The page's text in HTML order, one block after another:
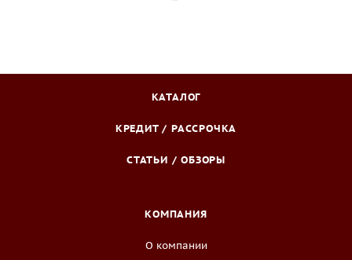
КАТАЛОГ
КРЕДИТ / РАССРОЧКА
СТАТЬИ / ОБЗОРЫ
КОМПАНИЯ
О компании